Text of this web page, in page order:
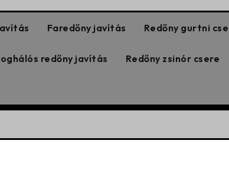
Faredőny javítás Redőny gurtni
redőny javítás Redőny zsinór csere